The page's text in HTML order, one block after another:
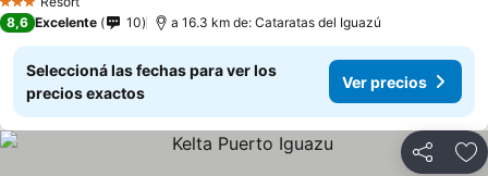
3 Estrellas
8,6 Excelente 10 a 16.3 km de: Cataratas del Iguazú
Seleccioná las fechas para ver los
precios exactos
Ver precios
Compartir